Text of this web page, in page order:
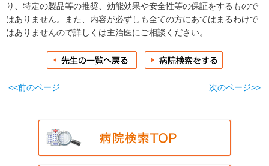
り、特定の製品等の推奨、効能効果や安全性等の保証をするもので
はありません。また、内容が必ずしも全ての方にあてはまるわけで
はありませんので詳しくは主治医にご相談ください。
<<前のページ 次のページ>>